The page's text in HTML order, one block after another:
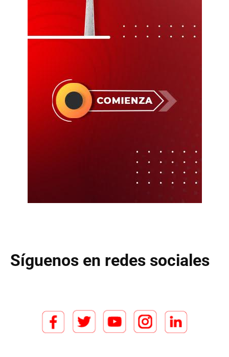
Síguenos en redes sociales